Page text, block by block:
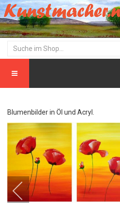
Blumenbilder in Öl und Acryl.